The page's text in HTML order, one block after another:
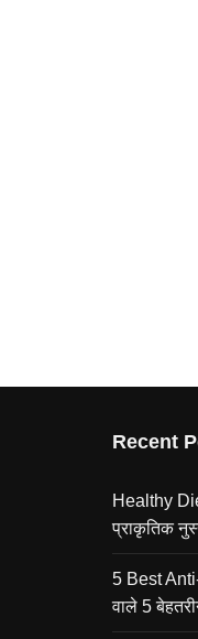
Recent
Healthy
प्राकृतिक
5 Best
वाले 5